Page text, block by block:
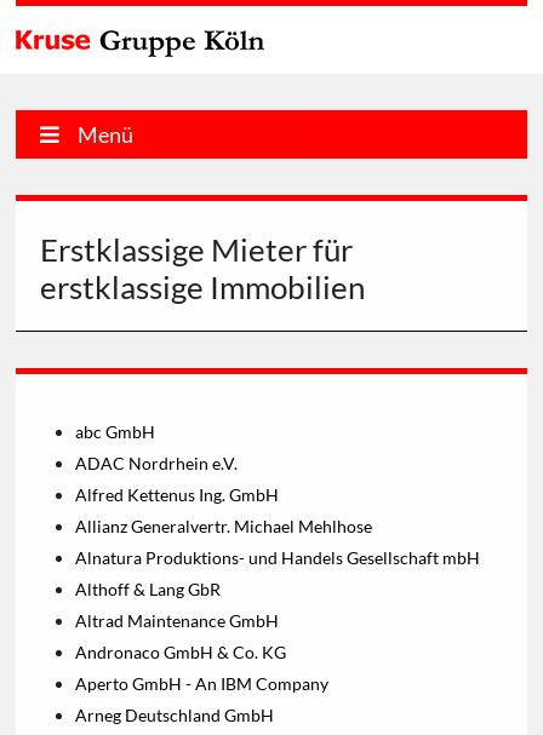
Menü
Erstklassige Mieter für
erstklassige Immobilien
abc GmbH
ADAC Nordrhein e.V.
Alfred Kettenus Ing. GmbH
Allianz Generalvertr. Michael Mehlhose
Alnatura Produktions- und Handels Gesellschaft mbH
Althoff & Lang GbR
Altrad Maintenance GmbH
Andronaco GmbH & Co. KG
Aperto GmbH - An IBM Company
Arneg Deutschland GmbH